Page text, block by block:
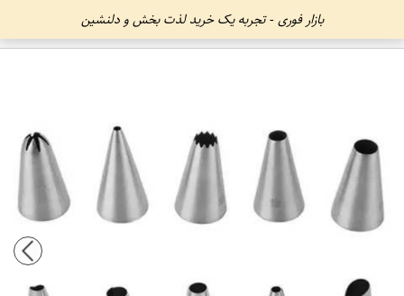
بازار فوری - تجربه یک خرید لذت بخش و دلنشین